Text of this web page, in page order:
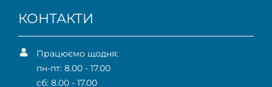
КОНТАКТИ
Працюємо щодня:
пн-пт: 8.00 - 17.00
сб: 8.00 - 17.00